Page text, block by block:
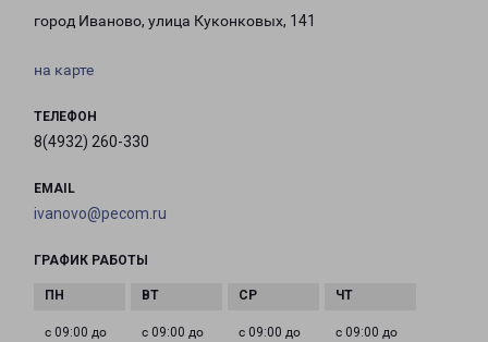
город Иваново, улица Куконковых, 141
на карте
ТЕЛЕФОН
8(4932) 260-330
EMAIL
ivanovo@pecom.ru
ГРАФИК РАБОТЫ
с 09:00 до
с 09:00 до
с 09:00 до
с 09:00 до